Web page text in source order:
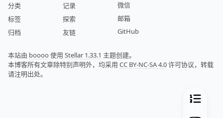
分类
标签
归档
记录
探索
友链
微信
邮箱
GitHub
本站由 boooo 使用 Stellar 1.33.1 主题创建。
本博客所有文章除特别声明外，均采用 CC BY-NC-SA 4.0许可协议，转载
请注明出处。